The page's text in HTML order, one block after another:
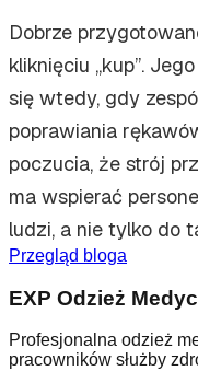
Dobrze
kliknięciu „kup”.
się wtedy, gdy
poprawiania
poczucia, że strój
ma wspierać
ludzi, a nie tylko do
Przegląd bloga
EXP Odzież
Profesjonalna odzież
pracowników służby